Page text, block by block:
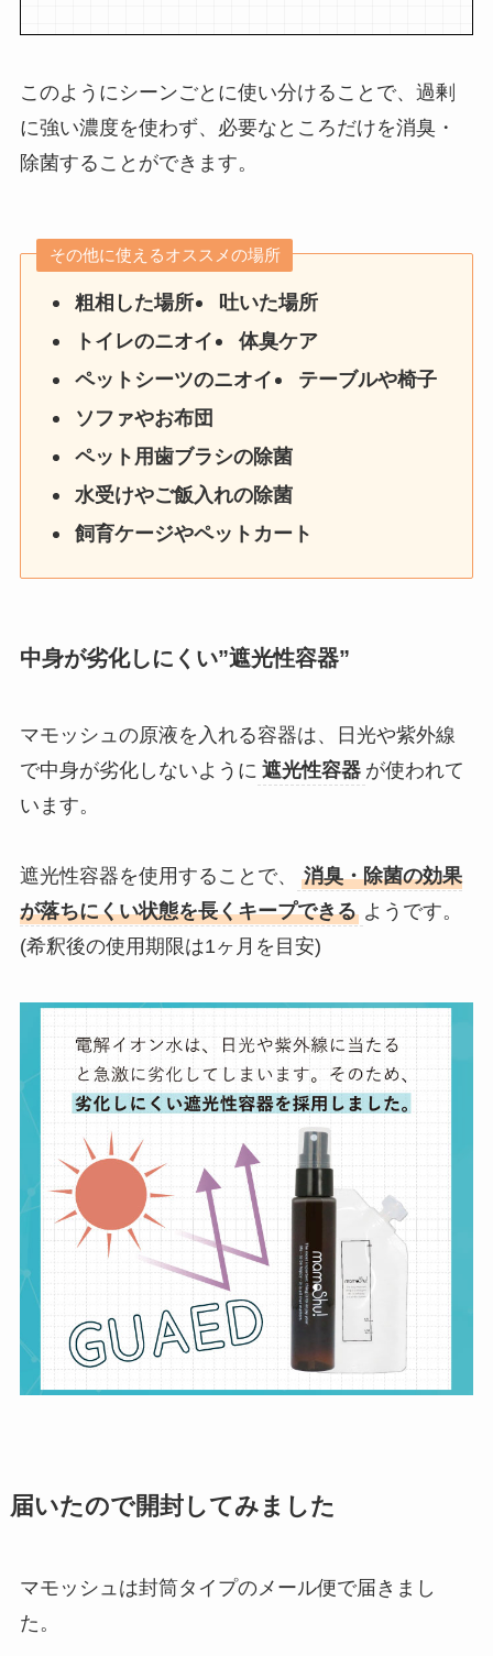
このようにシーンごとに使い分けることで、過剰
に強い濃度を使わず、必要なところだけを消臭・
除菌することができます。
その他に使えるオススメの場所
粗相した場所
吐いた場所
トイレのニオイ
体臭ケア
ペットシーツのニオイ
テーブルや椅子
ソファやお布団
ペット用歯ブラシの除菌
水受けやご飯入れの除菌
飼育ケージやペットカート
中身が劣化しにくい”遮光性容器”
マモッシュの原液を入れる容器は、日光や紫外線
で中身が劣化しないように 遮光性容器 が使われて
います。
遮光性容器を使用することで、
消臭・除菌の効果
が落ちにくい状態を長くキープできる ようです。
(希釈後の使用期限は1ヶ月を目安)
届いたので開封してみました
マモッシュは封筒タイプのメール便で届きまし
た。